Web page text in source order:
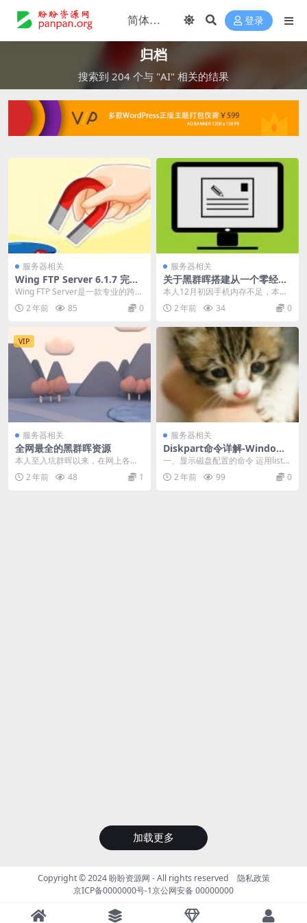
登录
归档
搜索到 204 个与 "AI" 相关的结果
服务器相关
Wing FTP Server 6.1.7 完美
企业版本-FTP服务器端
Wing FTP Server是一款专业的跨平
台FTP服务器软件, 支持可伸缩的...
2 年前 85 0
服务器相关
关于黑群晖搭建从一个零经验
到初步入坑的个人经验分享
本人12月初因手机内存不足，本想
将手机里的图片和视频上传百度网
盘进行备份后删除手...
2 年前 34 0
VIP
服务器相关
全网最全的黑群晖资源
本人至入坑群晖以来，在网上各种
搜教程，搜资源，后来发现大神归
纳了各种关于黑群晖的...
2 年前 48 1
服务器相关
Diskpart命令详解-Windows
磁盘管理工具
一、显示磁盘配置的命令 运用list命
令可显示摘要。 要显示更多信息，
请先设置焦...
2 年前 99 0
加载更多
Copyright © 2024盼盼资源网 - All rights reserved 隐私政策
京ICP备0000000号-1京公网安备 00000000